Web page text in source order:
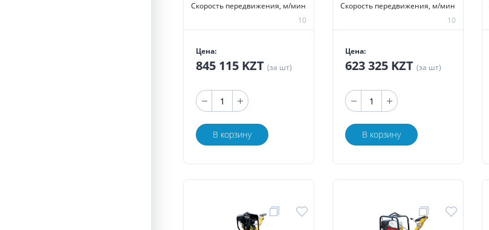
Скорость передвижения, м/мин
10
Цена:
845 115 KZT (за шт)
В корзину
Скорость передвижения, м/мин
10
Цена:
623 325 KZT (за шт)
В корзину